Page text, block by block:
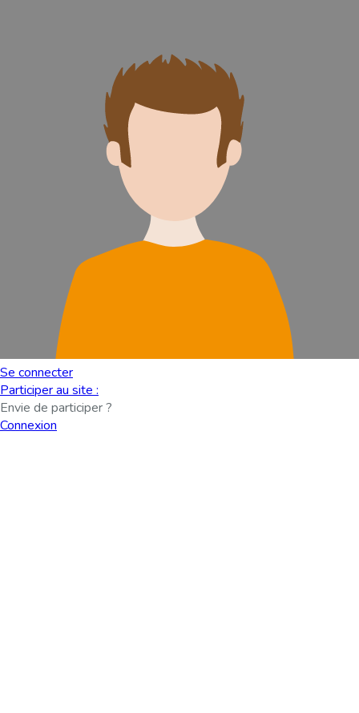
Se connecter
Participer au site :
Envie de participer ?
Connexion